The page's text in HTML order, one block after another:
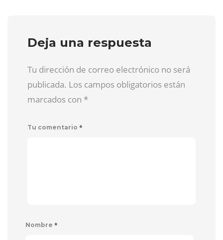
Deja una respuesta
Tu dirección de correo electrónico no será
publicada. Los campos obligatorios están
marcados con *
Tu comentario *
Nombre *